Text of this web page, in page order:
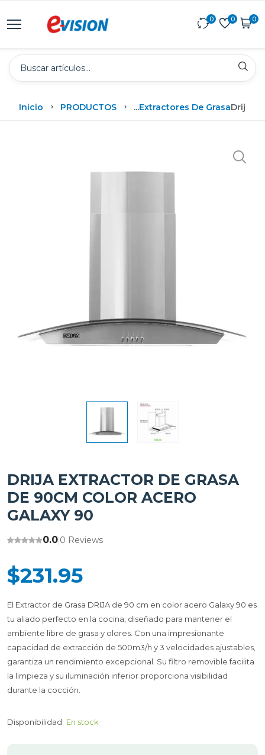
0 0 0
Inicio PRODUCTOS ...Extractores De GrasaDrija
DRIJA EXTRACTOR DE GRASA
DE 90CM COLOR ACERO
GALAXY 90
0.0|0 Reviews
$231.95
El Extractor de Grasa DRIJA de 90 cm en color acero Galaxy 90 es
tu aliado perfecto en la cocina, diseñado para mantener el
ambiente libre de grasa y olores. Con una impresionante
capacidad de extracción de 500m3/h y 3 velocidades ajustables,
garantiza un rendimiento excepcional. Su filtro removible facilita
la limpieza y su iluminación inferior proporciona visibilidad
durante la cocción.
Disponibilidad: En stock